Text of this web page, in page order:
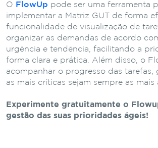
O FlowUp pode ser uma ferramenta
implementar a Matriz GUT de forma
funcionalidade de visualização de
organizar as demandas de acordo
urgência e tendência, facilitando a
forma clara e prática. Além disso, o
acompanhar o progresso das tarefas,
as mais críticas sejam sempre as mais
Experimente gratuitamente o
gestão das suas prioridades ágeis!